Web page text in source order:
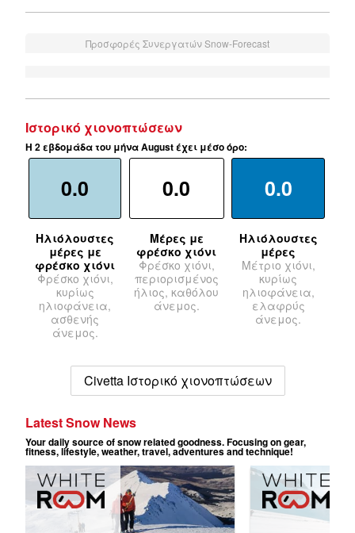
Προσφορές Συνεργατών Snow-Forecast
Ιστορικό χιονοπτώσεων
Η 2 εβδομάδα του μήνα August έχει μέσο όρο:
0.0
Ηλιόλουστες
μέρες με
φρέσκο χιόνι
Φρέσκο χιόνι,
κυρίως
ηλιοφάνεια,
ασθενής
άνεμος.
0.0
Μέρες με
φρέσκο χιόνι
Φρέσκο χιόνι,
περιορισμένος
ήλιος, καθόλου
άνεμος.
0.0
Ηλιόλουστες
μέρες
Μέτριο χιόνι,
κυρίως
ηλιοφάνεια,
ελαφρύς
άνεμος.
Civetta Ιστορικό χιονοπτώσεων